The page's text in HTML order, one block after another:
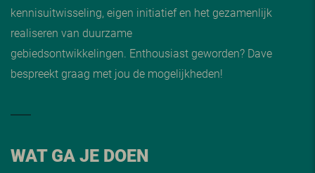
kennisuitwisseling, eigen initiatief en het gezamenlijk
realiseren van duurzame
gebiedsontwikkelingen. Enthousiast geworden? Dave
bespreekt graag met jou de mogelijkheden!
WAT GA JE DOEN